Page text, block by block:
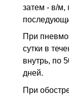
затем - в/м,
При
сутки в
внутрь, по
дней.
При